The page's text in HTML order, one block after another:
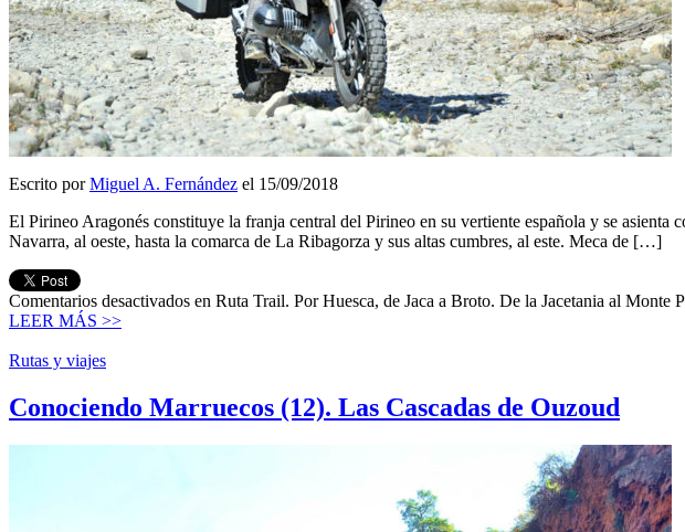
Escrito porMiguel A. Fernández el 15/09/2018
El Pirineo Aragonés constituye la franja central del Pirineo en su vertiente española y se
Navarra, al oeste, hasta la comarca de La Ribagorza y sus altas cumbres, al este. Meca de […]
Comentarios desactivados en Ruta Trail. Por Huesca, de Jaca a Broto. De la Jacetania al Monte
LEER MÁS >>
Rutas y viajes
Conociendo Marruecos (12). Las Cascadas de Ouzoud